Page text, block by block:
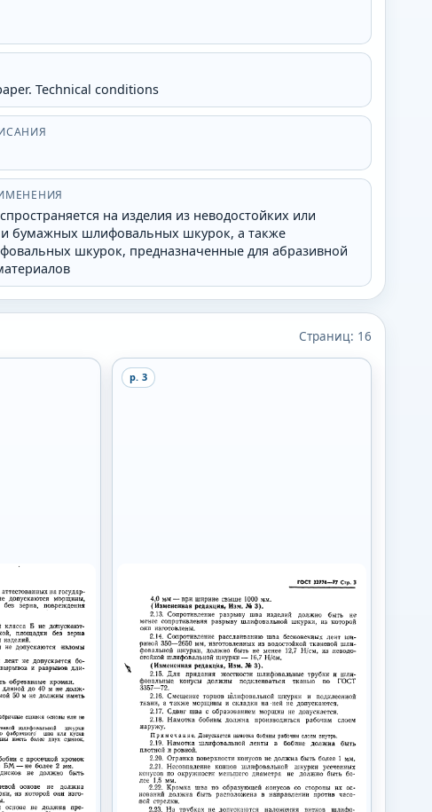
Technical conditions
на изделия из неводостойких или
и бумажных шлифовальных шкурок, а также
шкурок, предназначенные для абразивной
Страниц: 16
p. 3